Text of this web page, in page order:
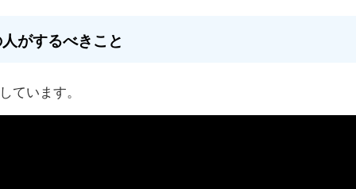
がするべきこと
ています。